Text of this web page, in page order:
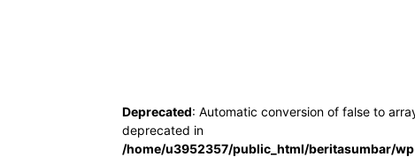
Deprecated: Automatic conversion of false to
deprecated in
/home/u3952357/public_html/beritasumbar/